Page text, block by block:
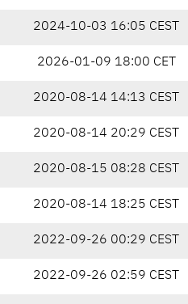
2024-10-03 16:05 CEST
2026-01-09 18:00 CET
2020-08-14 14:13 CEST
2020-08-14 20:29 CEST
2020-08-15 08:28 CEST
2020-08-14 18:25 CEST
2022-09-26 00:29 CEST
2022-09-26 02:59 CEST